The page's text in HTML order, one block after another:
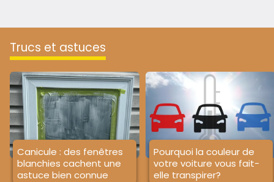
trucs et astuces
Canicule : des fenêtres
blanchies cachent une
astuce bien connue
Pourquoi la couleur de
votre voiture vous fait-
elle transpirer?